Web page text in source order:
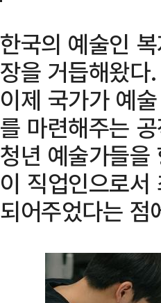
한국의 예술인
장을 거듭해왔다
이제 국가가 예
를 마련해주는
청년 예술가들
이 직업인으로
되어주었다는 점